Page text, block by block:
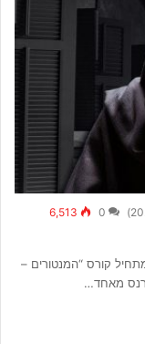
0
6,513
קורס “המנטורים –
מאחד…